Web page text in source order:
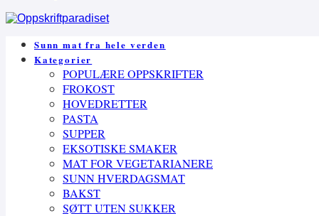
Sunn mat fra hele verden
Kategorier
POPULÆRE OPPSKRIFTER
FROKOST
HOVEDRETTER
PASTA
SUPPER
EKSOTISKE SMAKER
MAT FOR VEGETARIANERE
SUNN HVERDAGSMAT
BAKST
SØTT UTEN SUKKER